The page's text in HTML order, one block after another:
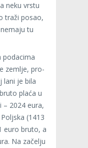
neku vrstu
traži posao,
tu
poda­cima
zem­lje, pro­
lani je bila
plaća u
– 2024 eura,
(1413
euro bruto, a
Na zače­lju